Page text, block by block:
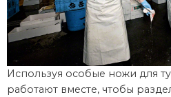
Используя особые ножи для
работают вместе, чтобы